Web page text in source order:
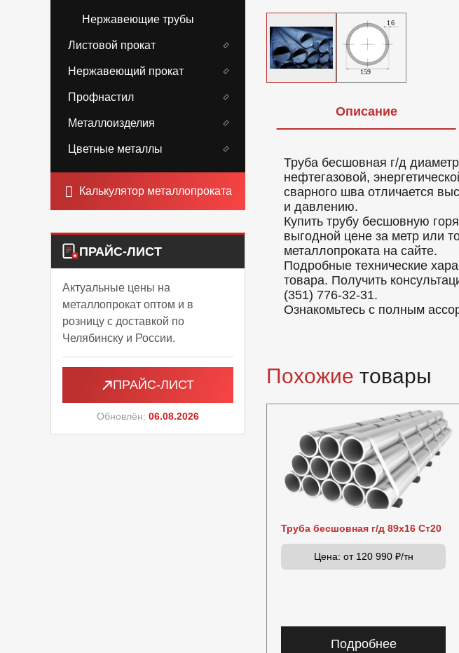
Нержавеющие трубы
Листовой прокат
Нержавеющий прокат
Профнастил
Металлоизделия
Цветные металлы
Калькулятор металлопроката
ПРАЙС-ЛИСТ
Актуальные цены на
металлопрокат оптом и в
розницу с доставкой по
Челябинску и России.
ПРАЙС-ЛИСТ
Обновлён: 06.08.2026
Описание
Труба бесшовная г/д
нефтегазовой,
сварного шва отличается
и давлению.
Купить трубу бесшовную
выгодной цене за метр или
металлопроката на сайте.
Подробные технические
товара. Получить
(351) 776-32-31.
Ознакомьтесь с полным
Похожие товары
Труба бесшовная г/д 89х16 Ст20
Цена: от 120 990 ₽/тн
Подробнее